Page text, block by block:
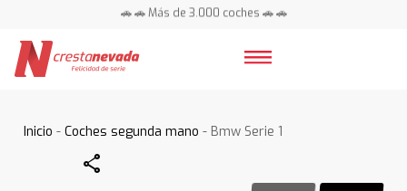
🚗 🚗 Más de 3.000 coches 🚗 🚗
Inicio -Coches segunda mano - Bmw Serie 1
Share